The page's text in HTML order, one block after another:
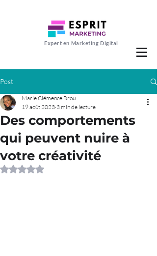
Expert en Marketing Digital
Post
Des comportements
qui peuvent nuire à
votre créativité
Marie Clémence Brou
19 août 2023 3 min de lecture
Noté NaN étoiles sur 5.